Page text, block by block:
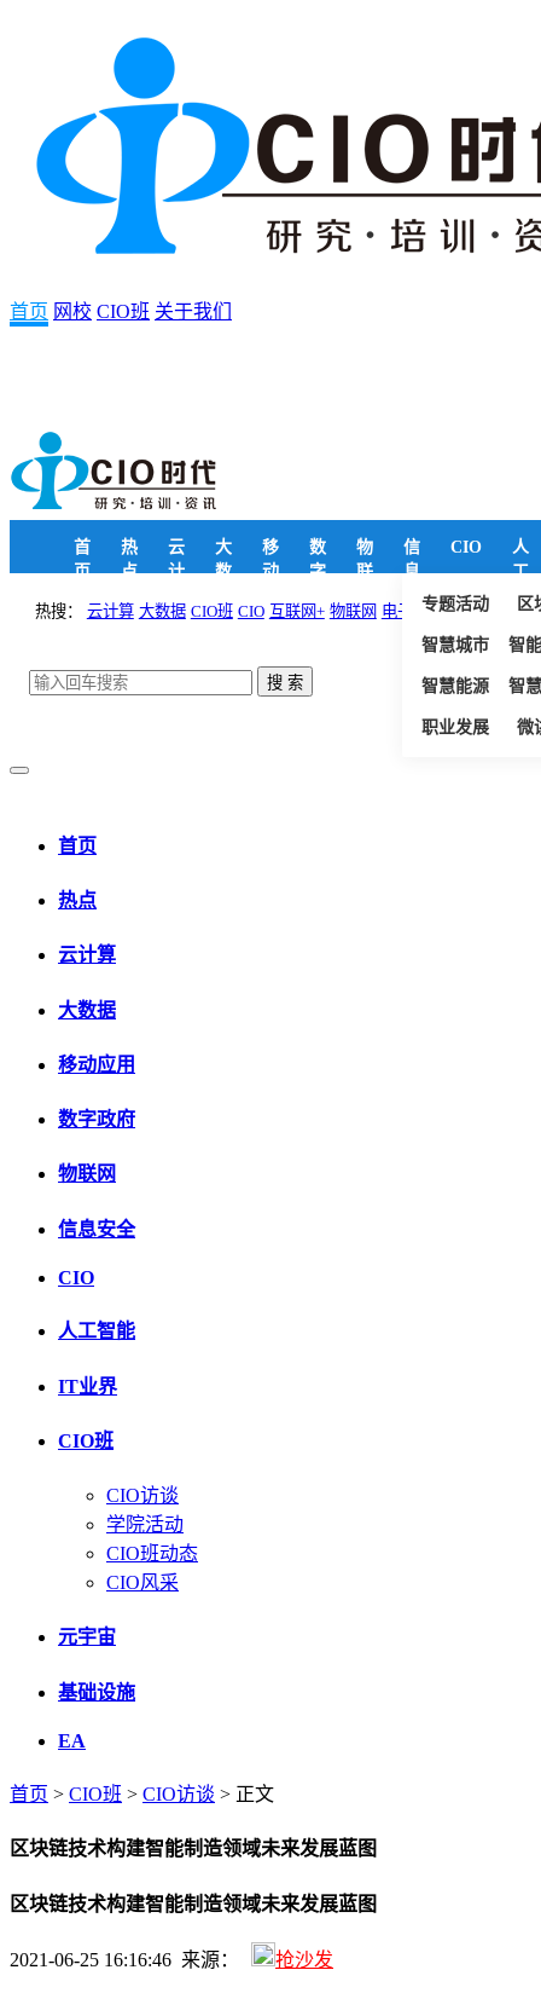
首页 网校 CIO班 关于我们
首
页
热
点
云
计
大
数
移
动
用
数
字
府
物
联
信
息
CIO
人
工
智
专题活动 区
智慧城市 智
智慧能源 智
职业发展 微
热搜： 云计算 大数据 CIO班 CIO 互联网+ 物联网 电子政务
首页
热点
云计算
大数据
移动应用
数字政府
物联网
信息安全
CIO
人工智能
IT业界
CIO班
CIO访谈
学院活动
CIO班动态
CIO风采
元宇宙
基础设施
EA
首页 > CIO班 > CIO访谈 > 正文
区块链技术构建智能制造领域未来发展蓝图
区块链技术构建智能制造领域未来发展蓝图
2021-06-25 16:16:46 来源： 抢沙发